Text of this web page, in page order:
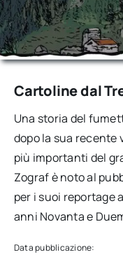
Cartoline dal
Una storia del
dopo la sua recente
più importanti del
Zograf è noto al
per i suoi reportage
anni Novanta e
Data pubblicazione: